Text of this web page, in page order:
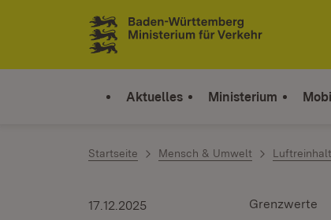
Zum Inhalt springen
Link zur Startseite
Aktuelles Ministerium
Startseite Mensch & Umwelt
Grenzwerte
17.12.2025